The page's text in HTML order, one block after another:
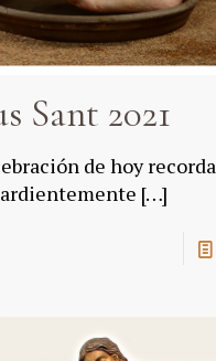
Sant 2021
de hoy
ardientemente […]